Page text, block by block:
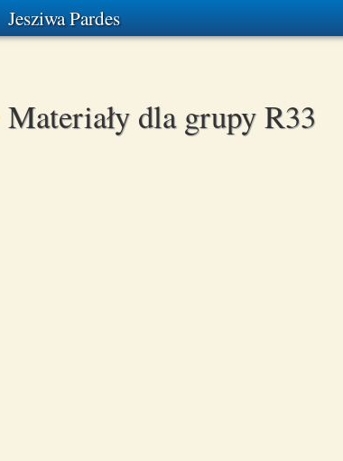
Jesziwa Pardes
Materiały dla grupy R33